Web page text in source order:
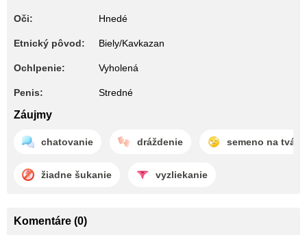
Oči: Hnedé
Etnický pôvod: Biely/Kavkazan
Ochlpenie: Vyholená
Penis: Stredné
Záujmy
chatovanie dráždenie semeno na tvári
žiadne šukanie vyzliekanie
Komentáre (0)